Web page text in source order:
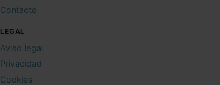
Contacto
LEGAL
Aviso legal
Privacidad
Cookies